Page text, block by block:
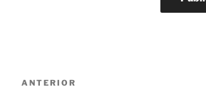
Navegação
Post
ANTERIOR